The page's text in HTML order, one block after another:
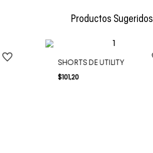
Productos Sugeridos
SHORTS DE UTILITY
$101,20